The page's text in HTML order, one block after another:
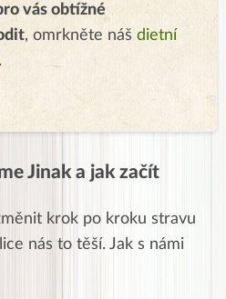
vás obtížné
, omrkněte náš dietní
.
Jinak a jak začít
krok po kroku stravu
nás to těší. Jak s námi